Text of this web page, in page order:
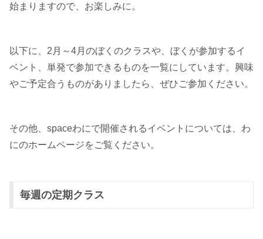
始まりますので、お楽しみに。
以下に、2月～4月のぼくのクラスや、ぼくが参加するイ
ベント、単発で参加できるものを一覧にしています。興味
やご予定合うものがありましたら、ぜひご参加ください。
その他、spaceわにで開催されるイベントについては、わ
にのホームページをご覧ください。
毎週の定期クラス